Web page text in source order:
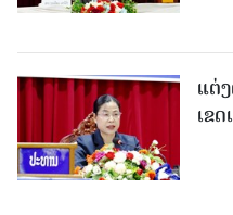
ແຕ່
ເຂ